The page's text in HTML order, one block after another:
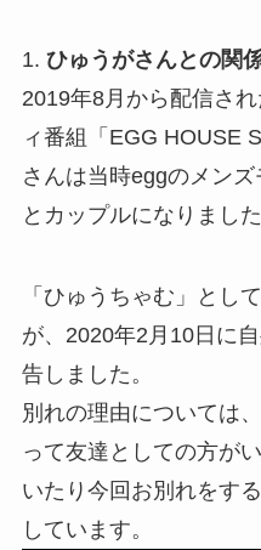
1. ひゅうがさんとの関
2019年8月から配信さ
ィ番組「EGG HOUSE
さんは当時eggのメン
とカップルになりました
「ひゅうちゃむ」とし
が、2020年2月10日に
告しました。
別れの理由については
って友達としての方が
いたり今回お別れをす
しています。